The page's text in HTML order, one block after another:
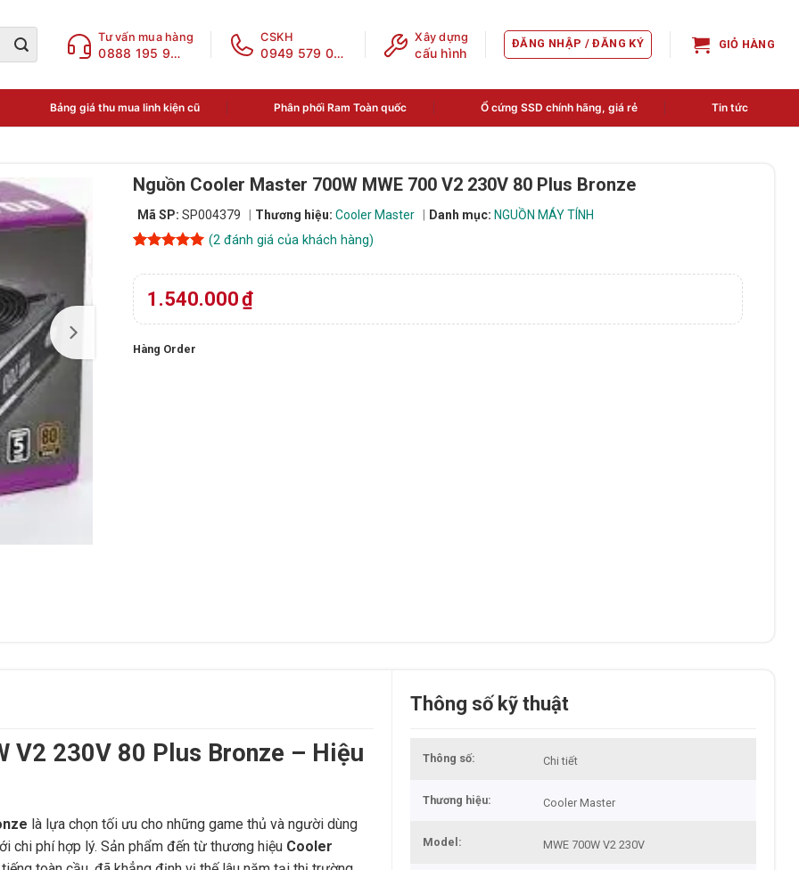
Tư vấn mua hàng
0888 195 969
CSKH
0949 579 078
Xây dựng
cấu hình
ĐĂNG NHẬP / ĐĂNG KÝ GIỎ HÀNG
Bảng giá thu mua linh kiện cũ Phân phối Ram Toàn quốc Ổ cứng SSD chính hãng, giá rẻ Tin tức
Nguồn Cooler Master 700W MWE 700 V2 230V 80 Plus Bronze
Mã SP: SP004379 Thương hiệu: Cooler Master Danh mục: NGUỒN MÁY TÍNH
dựa trên
đánh giá
(2 đánh giá của khách hàng)
1.540.000₫
Hàng Order
V2 230V 80 Plus Bronze – Hiệu
là lựa chọn tối ưu cho những game thủ và người dùng
chi phí hợp lý. Sản phẩm đến từ thương hiệu Cooler
Thông số kỹ thuật
Thông số Chi tiết
Thương hiệu Cooler Master
Model MWE 700W V2 230V